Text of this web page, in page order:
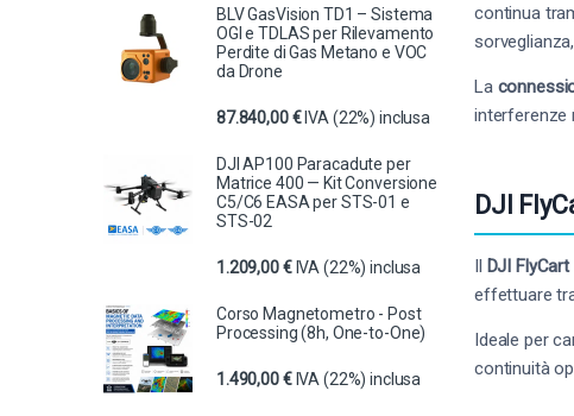
continua
La
interferenze
DJI
Il DJI
effettuare
Ideale per
continuità
BLV GasVision TD1 – Sistema
OGI e TDLAS per Rilevamento
Perdite di Gas Metano e VOC
da Drone
87.840,00€ IVA (22%) inclusa
DJI AP100 Paracadute per
Matrice 400 — Kit Conversione
C5/C6 EASA per STS-01 e
STS-02
1.209,00€ IVA (22%) inclusa
Corso Magnetometro - Post
Processing (8h, One-to-One)
1.490,00€ IVA (22%) inclusa